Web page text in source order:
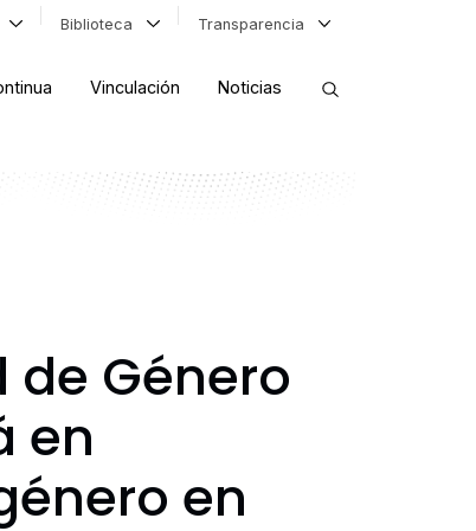
Biblioteca Transparencia
Vinculación Noticias
de Género
en
en